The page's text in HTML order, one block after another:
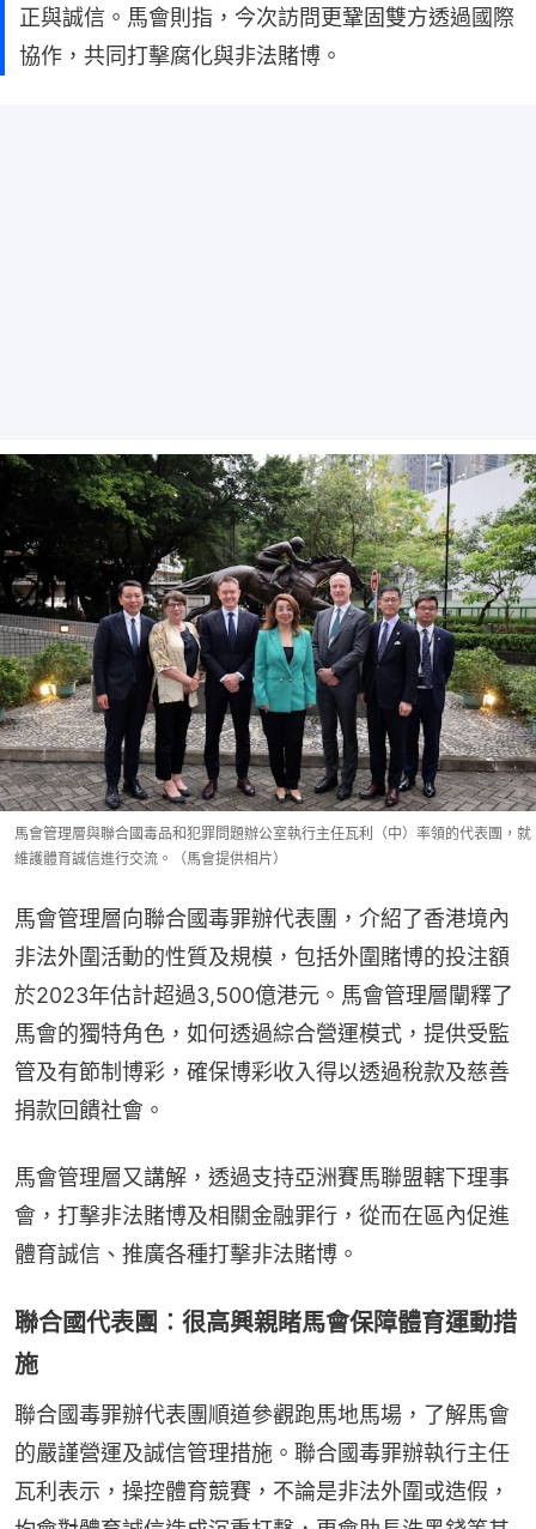
正與誠信。馬會則指，今次訪問更鞏固雙方透過國際
協作，共同打擊腐化與非法賭博。
馬會管理層與聯合國毒品和犯罪問題辦公室執行主任瓦利（中）率領的代表團，就
維護體育誠信進行交流。（馬會提供相片）
馬會管理層向聯合國毒罪辦代表團，介紹了香港境內
非法外圍活動的性質及規模，包括外圍賭博的投注額
於2023年估計超過3,500億港元。馬會管理層闡釋了
馬會的獨特角色，如何透過綜合營運模式，提供受監
管及有節制博彩，確保博彩收入得以透過稅款及慈善
捐款回饋社會。
馬會管理層又講解，透過支持亞洲賽馬聯盟轄下理事
會，打擊非法賭博及相關金融罪行，從而在區內促進
體育誠信、推廣各種打擊非法賭博。
聯合國代表團︰很高興親睹馬會保障體育運動措
施
聯合國毒罪辦代表團順道參觀跑馬地馬場，了解馬會
的嚴謹營運及誠信管理措施。聯合國毒罪辦執行主任
瓦利表示，操控體育競賽，不論是非法外圍或造假，